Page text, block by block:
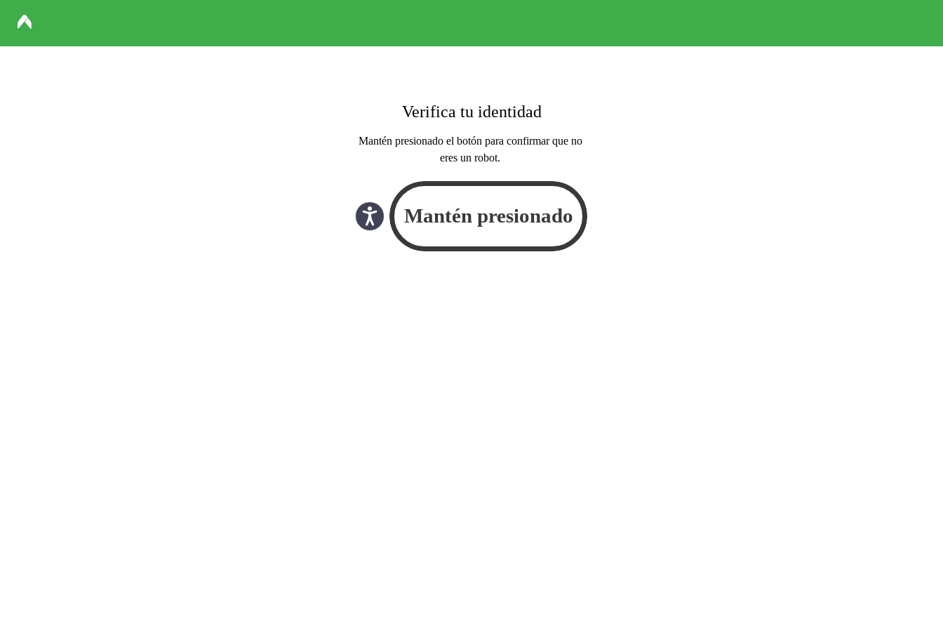
Verifica tu identidad
Mantén presionado el botón para confirmar que no
eres un robot.